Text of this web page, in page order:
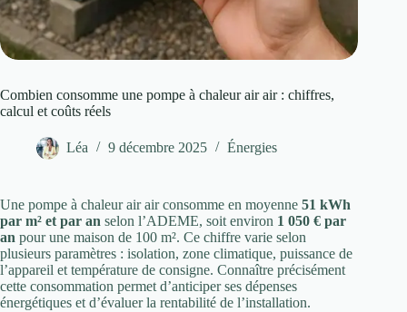
Combien consomme une pompe à chaleur air air : chiffres,
calcul et coûts réels
Léa 9 décembre 2025 Énergies
Une pompe à chaleur air air consomme en moyenne 51 kWh
par m² et par an selon l’ADEME, soit environ 1 050 € par
an pour une maison de 100 m². Ce chiffre varie selon
plusieurs paramètres : isolation, zone climatique, puissance de
l’appareil et température de consigne. Connaître précisément
cette consommation permet d’anticiper ses dépenses
énergétiques et d’évaluer la rentabilité de l’installation.